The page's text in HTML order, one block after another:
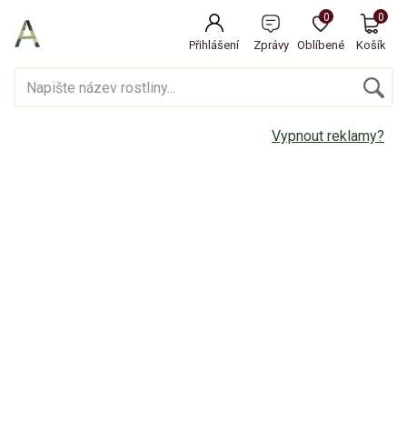
Přihlášení Zprávy Oblíbené
0
Košík
0
Vypnout reklamy?